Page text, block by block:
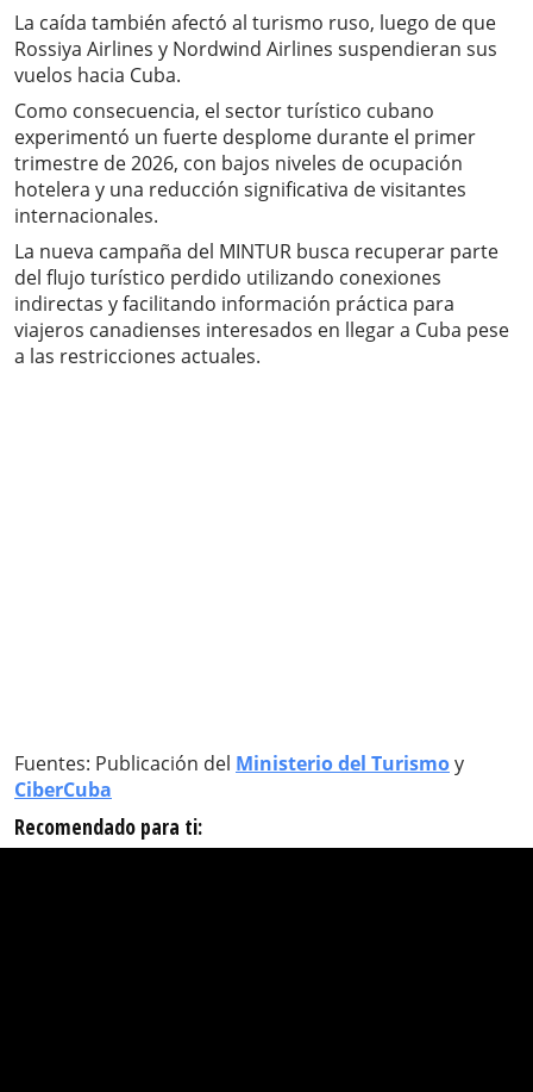
La caída también afectó al turismo ruso, luego de que
Rossiya Airlines y Nordwind Airlines suspendieran sus
vuelos hacia Cuba.
Como consecuencia, el sector turístico cubano
experimentó un fuerte desplome durante el primer
trimestre de 2026, con bajos niveles de ocupación
hotelera y una reducción significativa de visitantes
internacionales.
La nueva campaña del MINTUR busca recuperar parte
del flujo turístico perdido utilizando conexiones
indirectas y facilitando información práctica para
viajeros canadienses interesados en llegar a Cuba pese
a las restricciones actuales.
Fuentes: Publicación del Ministerio del Turismoy
CiberCuba
Recomendado para ti: